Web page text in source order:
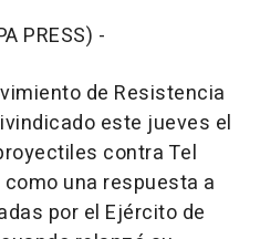
PRESS) -
de Resistencia
este jueves el
contra Tel
una respuesta a
por el Ejército de